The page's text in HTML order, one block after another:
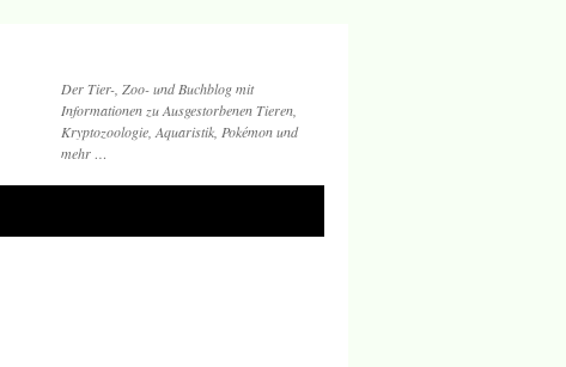
Der Tier-, Zoo- und Buchblog mit
Informationen zu Ausgestorbenen Tieren,
Kryptozoologie, Aquaristik, Pokémon und
mehr …